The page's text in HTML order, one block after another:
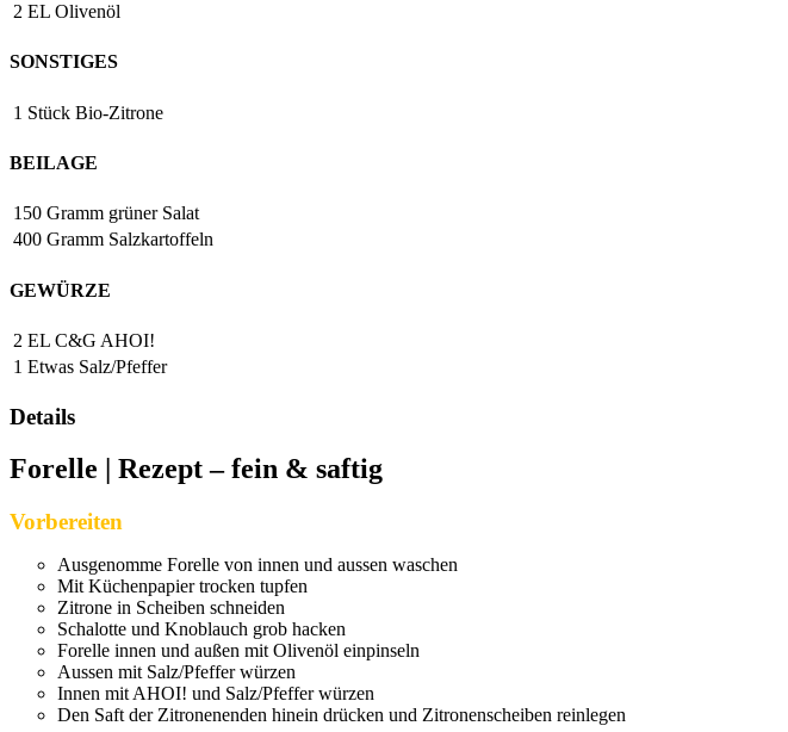
2 EL Olivenöl
SONSTIGES
1 Stück Bio-Zitrone
BEILAGE
150 Gramm grüner Salat
400 Gramm Salzkartoffeln
GEWÜRZE
2 EL C&G AHOI!
1 Etwas Salz/Pfeffer
Details
Forelle | Rezept – fein & saftig
Vorbereiten
Ausgenomme Forelle von innen und aussen waschen
Mit Küchenpapier trocken tupfen
Zitrone in Scheiben schneiden
Schalotte und Knoblauch grob hacken
Forelle innen und außen mit Olivenöl einpinseln
Aussen mit Salz/Pfeffer würzen
Innen mit AHOI! und Salz/Pfeffer würzen
Den Saft der Zitronenenden hinein drücken und Zitronenscheiben reinlegen